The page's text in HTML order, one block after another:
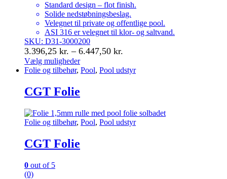
Standard design – flot finish.
Solide nedstøbningsbeslag.
Velegnet til private og offentlige pool.
ASI 316 er velegnet til klor- og saltvand.
SKU: D31-3000200
3.396,25 kr. – 6.447,50 kr.
til
Vælg muligheder
Dette
har
flere
Mulighederne
kan
på
varesiden
Folie og tilbehør, Pool, Pool udstyr
CGT Folie
Folie og tilbehør, Pool, Pool udstyr
CGT Folie
0 out of 5
(0)